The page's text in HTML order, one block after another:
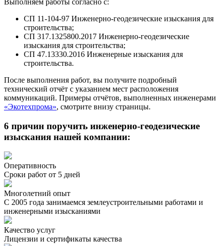
СП 11-104-97 Инженерно-геодезические изыскания для
строительства;
СП 317.1325800.2017 Инженерно-геодезические
изыскания для строительства;
СП 47.13330.2016 Инженерные изыскания для
строительства.
После выполнения работ, вы получите подробный
технический отчёт с указанием мест расположения
коммуникаций. Примеры отчётов, выполненных инженерами
«Экотехпрома», смотрите внизу страницы.
6 причин поручить инженерно-геодезические
изыскания нашей компании:
Оперативность
Сроки работ от 5 дней
Многолетний опыт
С 2005 года занимаемся землеустроительными работами и
инженерными изысканиями
Качество услуг
Лицензии и сертификаты качества